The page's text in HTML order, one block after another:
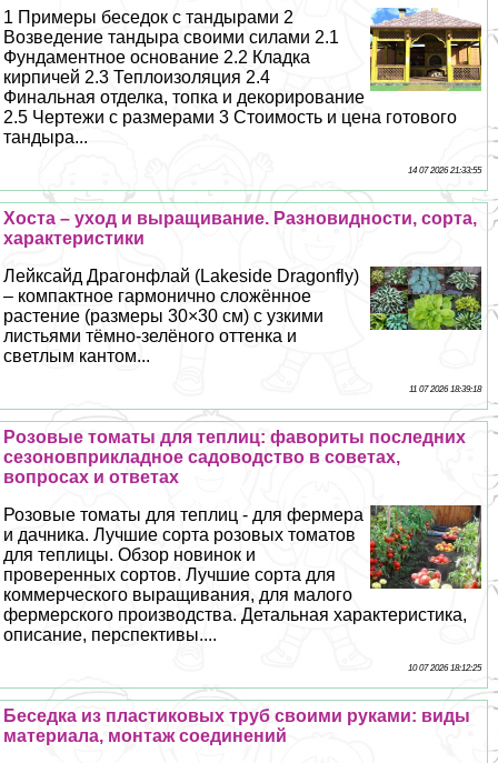
1 Примеры беседок с тандырами 2
Возведение тандыра своими силами 2.1
Фундаментное основание 2.2 Кладка
кирпичей 2.3 Теплоизоляция 2.4
Финальная отделка, топка и декорирование
2.5 Чертежи с размерами 3 Стоимость и цена готового
тандыра...
14 07 2026 21:33:55
Хоста – уход и выращивание. Разновидности, сорта,
хаpaктеристики
Лейксайд Драгонфлай (Lakeside Dragonfly)
– компактное гармонично сложённое
растение (размеры 30×30 см) с узкими
листьями тёмно-зелёного оттенка и
светлым кантом...
11 07 2026 18:39:18
Розовые томаты для теплиц: фавориты последних
сезоновприкладное садоводство в советах,
вопросах и ответах
Розовые томаты для теплиц - для фермера
и дачника. Лучшие сорта розовых томатов
для теплицы. Обзор новинок и
проверенных сортов. Лучшие сорта для
коммерческого выращивания, для малого
фермерского производства. Детальная хаpaктеристика,
описание, перспективы....
10 07 2026 18:12:25
Беседка из пластиковых труб своими руками: виды
материала, монтаж соединений